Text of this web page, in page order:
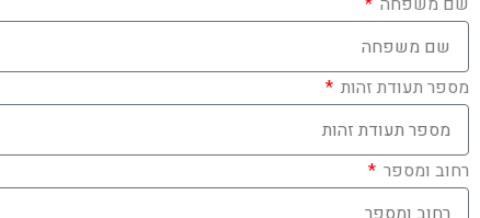
מספר תעודת זהות
רחוב ומספר